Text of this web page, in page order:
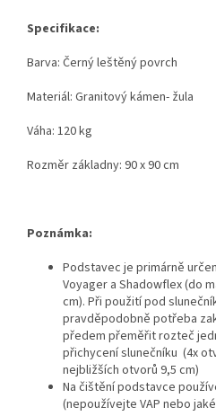
Specifikace:
Barva: Černý leštěný povrch
Materiál: Granitový kámen- žula
Váha: 120 kg
Rozměr základny: 90 x 90 cm
Poznámka:
Podstavec je primárně
Voyager a Shadowflex (do
cm). Při použití pod
pravděpodobně potřeba
předem přeměřit rozteč
přichycení slunečníku (4x
nejbližších otvorů 9,5 cm)
Na čištění podstavce
(nepoužívejte VAP nebo